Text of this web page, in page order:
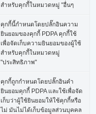
สำหรับคุกกี้ในหมวดหมู่ "อื่นๆ
คุกกี้นี้กำหนดโดยปลั๊กอินความ
ยินยอมของคุกกี้ PDPA คุกกี้ใช้
เพื่อจัดเก็บความยินยอมของผู้ใช้
สำหรับคุกกี้ในหมวดหมู่
"ประสิทธิภาพ"
คุกกี้ถูกกำหนดโดยปลั๊กอินคำ
ยินยอมคุกกี้ PDPA และใช้เพื่อจัด
เก็บว่าผู้ใช้ยินยอมให้ใช้คุกกี้หรือ
ไม่ มันไม่ได้เก็บข้อมูลส่วนบุคคล